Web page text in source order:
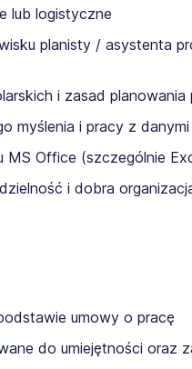
lub logistyczne
planisty / asystenta
i zasad planowania
myślenia i pracy z danymi
MS Office (szczególnie
i dobra
umowy o pracę
do umiejętności oraz